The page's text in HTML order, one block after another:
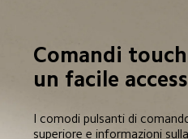
Comandi
un facile
I comodi pulsanti di
superiore e informazioni